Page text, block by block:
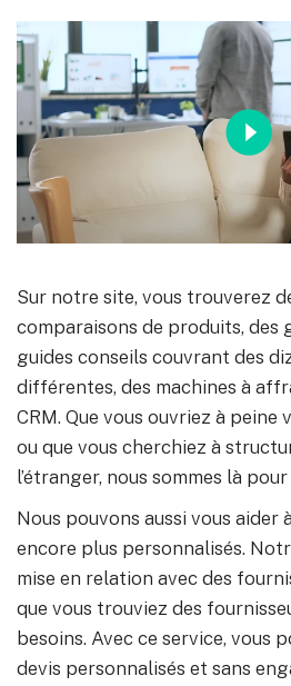
Sur notre site, vous trouverez
comparaisons de produits, des
guides conseils couvrant des
différentes, des machines à
CRM. Que vous ouvriez à
ou que vous cherchiez à
l’étranger, nous sommes là pour
Nous pouvons aussi vous aider
encore plus personnalisés.
mise en relation avec des
que vous trouviez des
besoins. Avec ce service, vous
devis personnalisés et sans